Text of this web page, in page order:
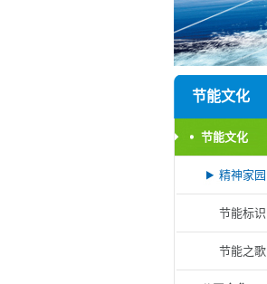
节能文化
节能文化
精神家园
节能标识
节能之歌